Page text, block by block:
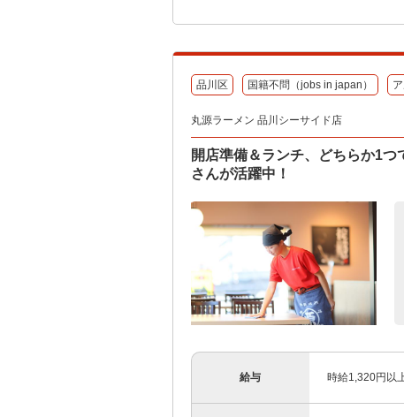
品川区 国籍不問（jobs in japan）
丸源ラーメン 品川シーサイド店
開店準備＆ランチ、どちらか1
さんが活躍中！
給与 時給1,320円以